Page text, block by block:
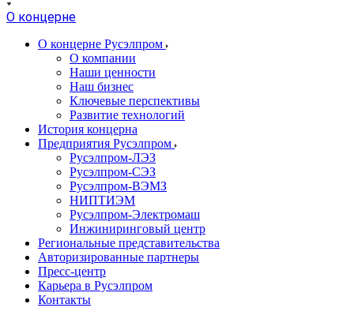
О концерне
О концерне Русэлпром
О компании
Наши ценности
Наш бизнес
Ключевые перспективы
Развитие технологий
История концерна
Предприятия Русэлпром
Русэлпром-ЛЭЗ
Русэлпром-СЭЗ
Русэлпром-ВЭМЗ
НИПТИЭМ
Русэлпром-Электромаш
Инжиниринговый центр
Региональные представительства
Авторизированные партнеры
Пресс-центр
Карьера в Русэлпром
Контакты